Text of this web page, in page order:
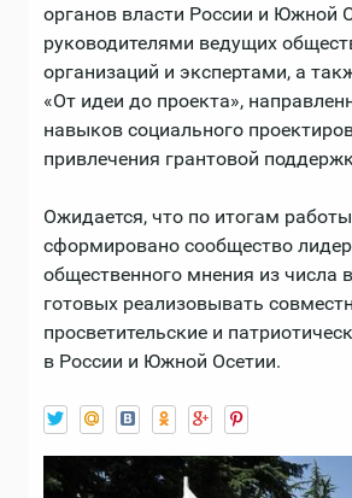
органов власти России и Южной
руководителями ведущих
организаций и экспертами, а
«От идеи до проекта»,
навыков социального
привлечения грантовой
Ожидается, что по итогам
сформировано сообщество
общественного мнения из числа
готовых реализовывать
просветительские и
в России и Южной Осетии.